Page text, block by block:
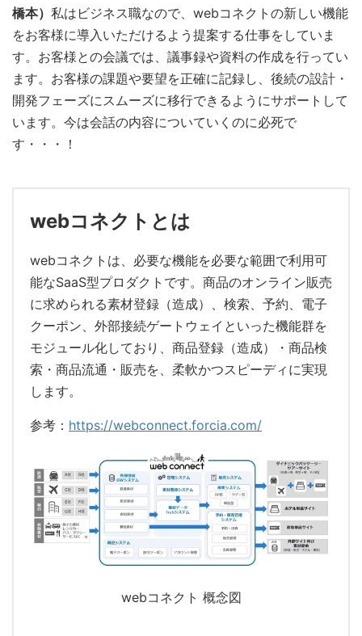
橋本） 私はビジネス職なので、webコネクト の新しい機能
をお客様に導入いただけるよう提案する仕事をしていま
す。お客様との会議では、議事録や資料の作成を行ってい
ます。お客様の課題や要望を正確に記録し、後続の設計・
開発フェーズにスムーズに移行できるようにサポートして
います。今は会話の内容についていくのに必死で
す・・・！
webコネクトとは
webコネクトは、必要な機能を必要な範囲で利用可
能なSaaS型プロダクトです。商品のオンライン販売
に求められる素材登録（造成）、検索、予約、電子
クーポン、外部接続ゲートウェイといった機能群を
モジュール化しており、商品登録（造成）・商品検
索・商品流通・販売を、柔軟かつスピーディに実現
します。
参考： https://webconnect.forcia.com/
webコネクト 概念図